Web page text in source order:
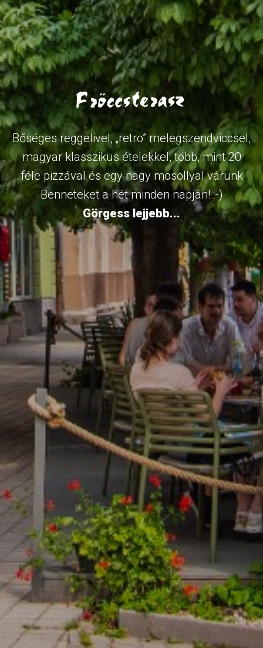
Bőséges reggelivel, „retro” melegszendviccsel,
magyar klasszikus ételekkel, több, mint 20
féle pizzával és egy nagy mosollyal várunk
Benneteket a hét minden napján! :-)
Görgess lejjebb...